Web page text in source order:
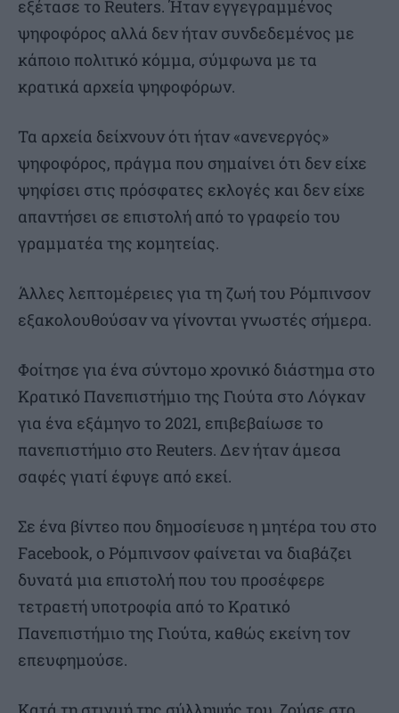
εξέτασε το Reuters. Ήταν εγγεγραμμένος
ψηφοφόρος αλλά δεν ήταν συνδεδεμένος με
κάποιο πολιτικό κόμμα, σύμφωνα με τα
κρατικά αρχεία ψηφοφόρων.
Τα αρχεία δείχνουν ότι ήταν «ανενεργός»
ψηφοφόρος, πράγμα που σημαίνει ότι δεν είχε
ψηφίσει στις πρόσφατες εκλογές και δεν είχε
απαντήσει σε επιστολή από το γραφείο του
γραμματέα της κομητείας.
Άλλες λεπτομέρειες για τη ζωή του Ρόμπινσον
εξακολουθούσαν να γίνονται γνωστές σήμερα.
Φοίτησε για ένα σύντομο χρονικό διάστημα στο
Κρατικό Πανεπιστήμιο της Γιούτα στο Λόγκαν
για ένα εξάμηνο το 2021, επιβεβαίωσε το
πανεπιστήμιο στο Reuters. Δεν ήταν άμεσα
σαφές γιατί έφυγε από εκεί.
Σε ένα βίντεο που δημοσίευσε η μητέρα του στο
Facebook, ο Ρόμπινσον φαίνεται να διαβάζει
δυνατά μια επιστολή που του προσέφερε
τετραετή υποτροφία από το Κρατικό
Πανεπιστήμιο της Γιούτα, καθώς εκείνη τον
επευφημούσε.